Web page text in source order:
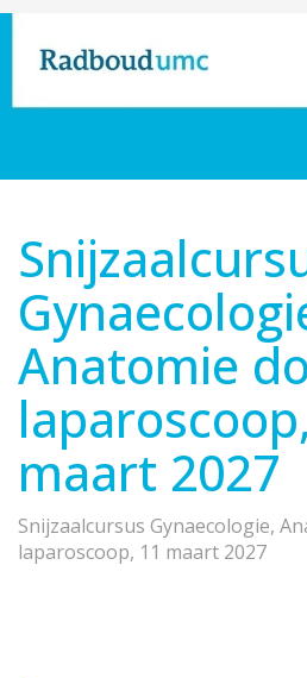
Anatomie
maart 2027
Snijzaalcursus Gynaecologie,
laparoscoop, 11 maart 2027